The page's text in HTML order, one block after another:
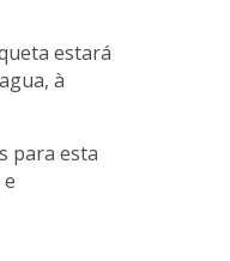
estará
à
para esta